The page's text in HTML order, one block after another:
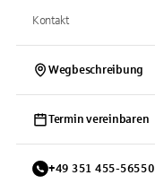
Kontakt
Wegbeschreibung
Termin vereinbaren
+49 351 455-56550